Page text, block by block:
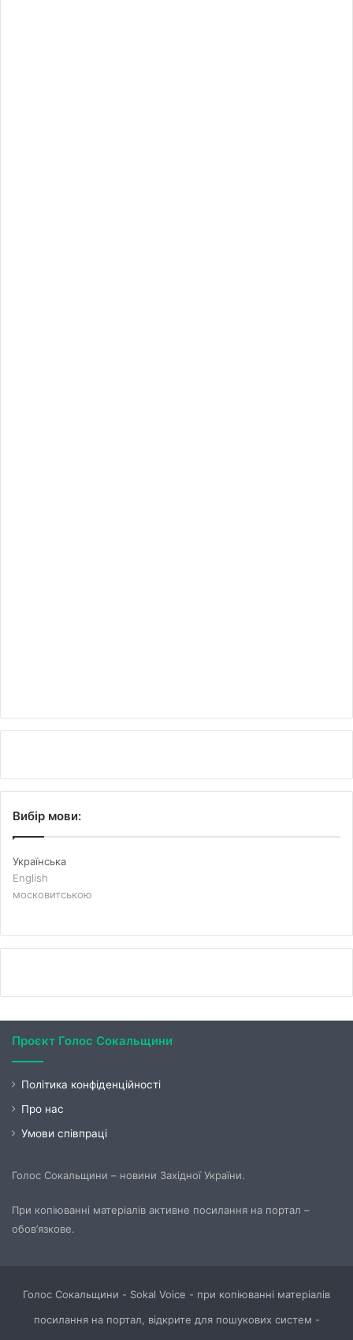
Вибір мови:
Українська
English
московитською
Проєкт Голос Сокальщини
Політика конфіденційності
Про нас
Умови співпраці
Голос Сокальщини – новини Західної України.
При копіюванні матеріалів активне посилання на портал –
обов’язкове.
Голос Сокальщини - Sokal Voice - при копіюванні матеріалів
посилання на портал, відкрите для пошукових систем -